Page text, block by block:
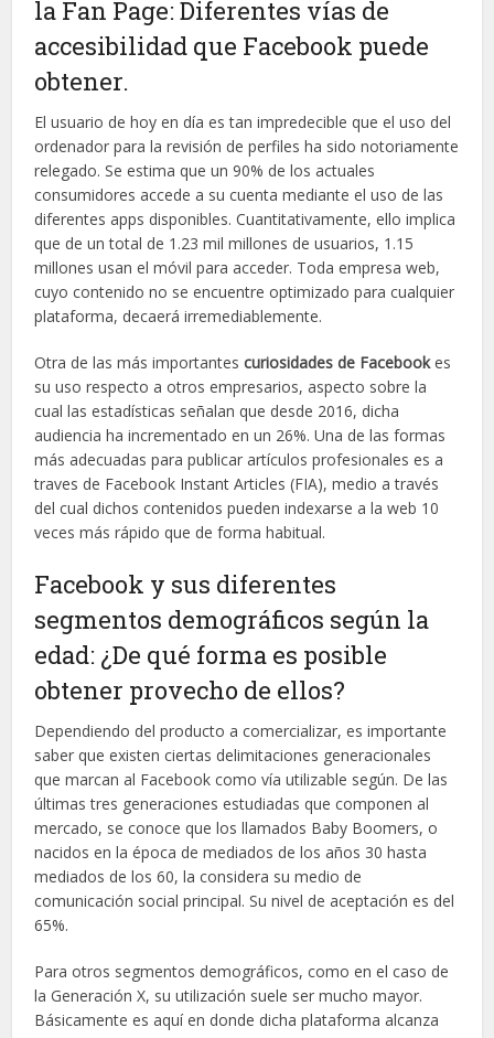
la Fan Page: Diferentes vías de
accesibilidad que Facebook puede
obtener.
El usuario de hoy en día es tan impredecible que el uso del
ordenador para la revisión de perfiles ha sido notoriamente
relegado. Se estima que un 90% de los actuales
consumidores accede a su cuenta mediante el uso de las
diferentes apps disponibles. Cuantitativamente, ello implica
que de un total de 1.23 mil millones de usuarios, 1.15
millones usan el móvil para acceder. Toda empresa web,
cuyo contenido no se encuentre optimizado para cualquier
plataforma, decaerá irremediablemente.
Otra de las más importantescuriosidades de Facebookes
su uso respecto a otros empresarios, aspecto sobre la
cual las estadísticas señalan que desde 2016, dicha
audiencia ha incrementado en un 26%. Una de las formas
más adecuadas para publicar artículos profesionales es a
traves de Facebook Instant Articles (FIA), medio a través
del cual dichos contenidos pueden indexarse a la web 10
veces más rápido que de forma habitual.
Facebook y sus diferentes
segmentos demográficos según la
edad: ¿De qué forma es posible
obtener provecho de ellos?
Dependiendo del producto a comercializar, es importante
saber que existen ciertas delimitaciones generacionales
que marcan al Facebook como vía utilizable según. De las
últimas tres generaciones estudiadas que componen al
mercado, se conoce que los llamados Baby Boomers, o
nacidos en la época de mediados de los años 30 hasta
mediados de los 60, la considera su medio de
comunicación social principal. Su nivel de aceptación es del
65%.
Para otros segmentos demográficos, como en el caso de
la Generación X, su utilización suele ser mucho mayor.
Básicamente es aquí en donde dicha plataforma alcanza